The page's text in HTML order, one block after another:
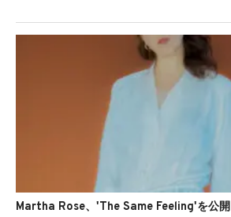
Martha Rose、'The Same Feeling'を公開